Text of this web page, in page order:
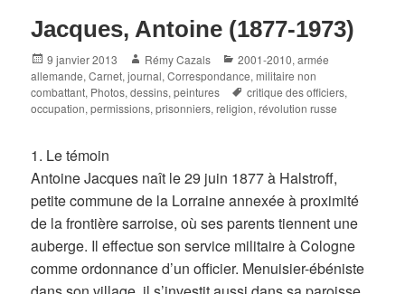
Jacques, Antoine (1877-1973)
Posted
on
9 janvier 2013 Author
Rémy Cazals Categories
2001-2010,armée
allemande,Carnet, journal,Correspondance,militaire non
combattant, Photos, dessins, peintures Tags
critique des officiers,
occupation,permissions,prisonniers,religion,révolution russe
1. Le témoin
Antoine Jacques naît le 29 juin 1877 à Halstroff,
petite commune de la Lorraine annexée à proximité
de la frontière sarroise, où ses parents tiennent une
auberge. Il effectue son service militaire à Cologne
comme ordonnance d’un officier. Menuisier-ébéniste